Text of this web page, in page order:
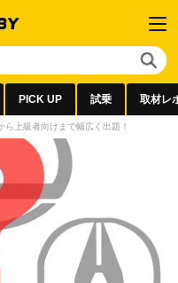
PICK UP 試乗 取材レ
ら上級者向けまで幅広く出題！